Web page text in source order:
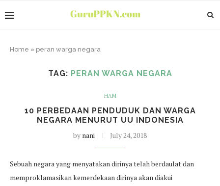
Home » peran warga negara
TAG: PERAN WARGA NEGARA
HAM
10 PERBEDAAN PENDUDUK DAN WARGA
NEGARA MENURUT UU INDONESIA
by nani July 24, 2018
Sebuah negara yang menyatakan dirinya telah berdaulat dan
memproklamasikan kemerdekaan dirinya akan diakui